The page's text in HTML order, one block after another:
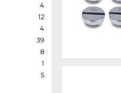
4
12
4
39
8
1
5